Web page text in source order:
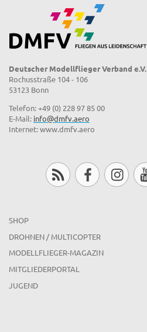
Deutscher Modellflieger Verband e.V.
Rochusstraße 104 - 106
53123 Bonn
Telefon: +49 (0) 228 97 85 00
E-Mail: info@dmfv.aero
Internet: www.dmfv.aero
SHOP
DROHNEN / MULTICOPTER
MODELLFLIEGER-MAGAZIN
MITGLIEDERPORTAL
JUGEND